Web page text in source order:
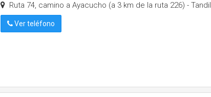
Ruta 74, camino a Ayacucho (a 3 km de la ruta 226) - Tandil
Ver teléfono